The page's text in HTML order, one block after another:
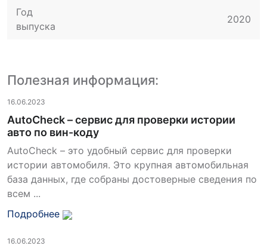
Год
выпуска
2020
Полезная информация:
16.06.2023
AutoCheck – сервис для проверки истории
авто по вин-коду
AutoCheck – это удобный сервис для проверки
истории автомобиля. Это крупная автомобильная
база данных, где собраны достоверные сведения по
всем ...
Подробнее
16.06.2023